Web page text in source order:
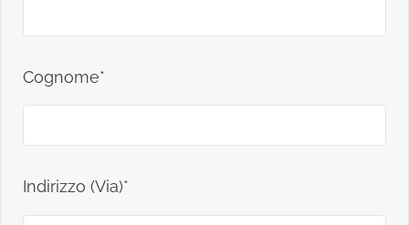
Cognome*
Indirizzo (Via)*